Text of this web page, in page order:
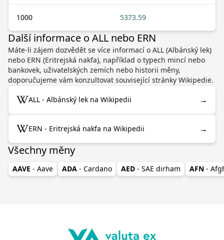
1000 5373.59
Další informace o ALL nebo ERN
Máte-li zájem dozvědět se více informací o ALL (Albánský lek)
nebo ERN (Eritrejská nakfa), například o typech mincí nebo
bankovek, uživatelských zemích nebo historii měny,
doporučujeme vám konzultovat související stránky Wikipedie.
ALL - Albánský lek na Wikipedii →
ERN - Eritrejská nakfa na Wikipedii →
Všechny měny
AAVE - Aave ADA - Cardano AED - SAE dirham AFN -